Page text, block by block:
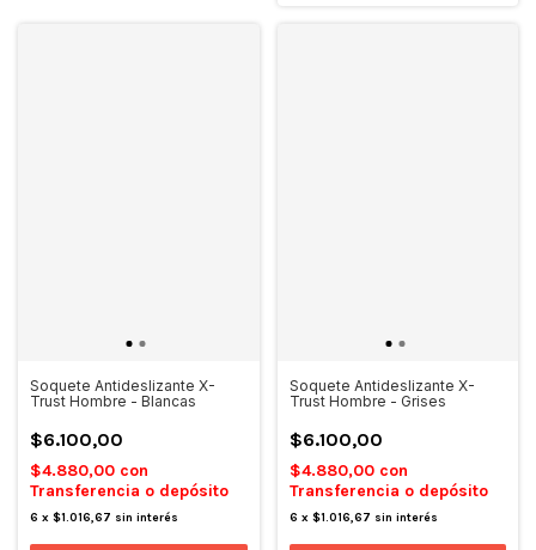
Soquete Antideslizante X-
Trust Hombre - Blancas
$6.100,00
$4.880,00 con
Transferencia o depósito
6 x $1.016,67 sin interés
Soquete Antideslizante X-
Trust Hombre - Grises
$6.100,00
$4.880,00 con
Transferencia o depósito
6 x $1.016,67 sin interés